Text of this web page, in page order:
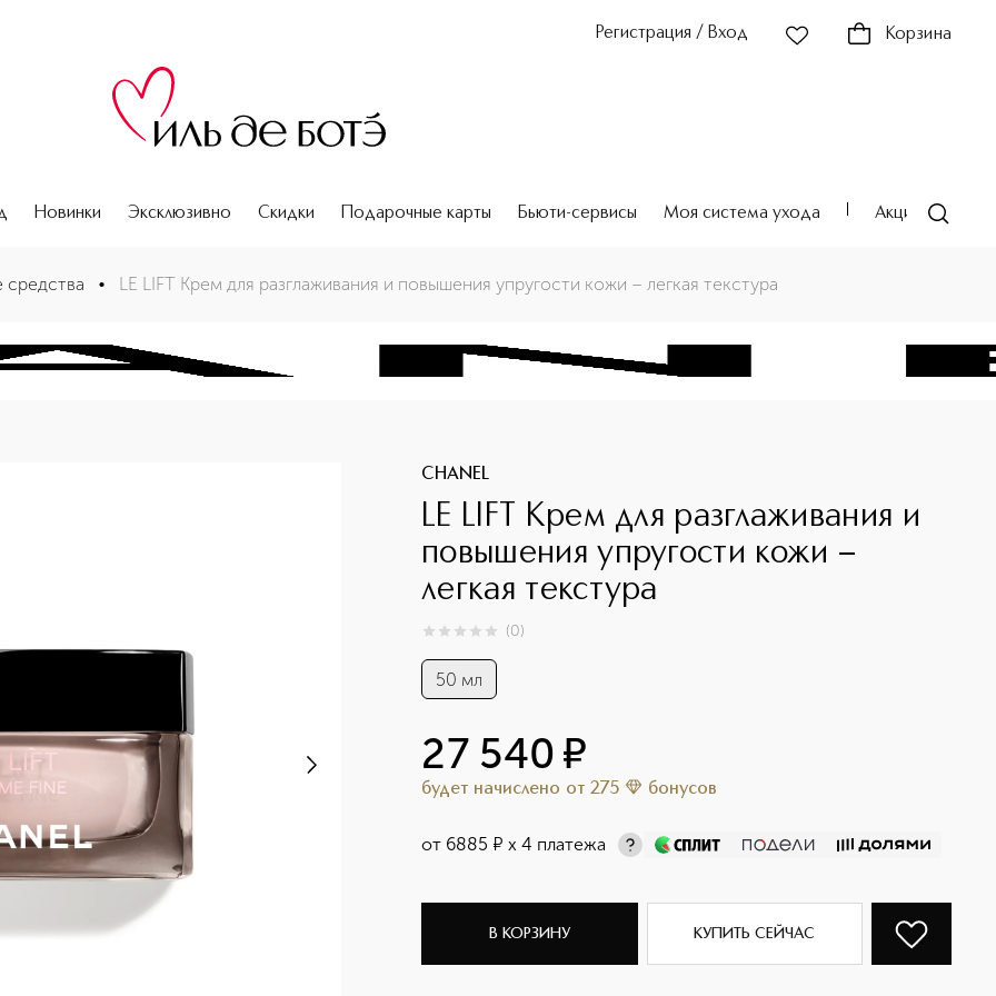
Регистрация / Вход Корзина
Новинки Эксклюзивно Скидки Подарочные карты Бьюти-сервисы Моя система ухода Акции
кожи – легкая текстура
средства • LE LIFT Крем для разглаживания и повышения упругости кожи – легкая текстура
CHANEL
LE LIFT Крем для разглаживания и
повышения упругости кожи –
легкая текстура
0из 0 (0)
50 мл
27 540 ¤
будет начислено от 275 бонусов
от 6885 ¤ х 4 платежа
В КОРЗИНУ КУПИТЬ СЕЙЧАС